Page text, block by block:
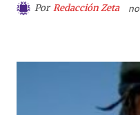
Por Redacción Zeta